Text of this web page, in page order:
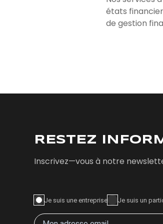
états
de gestion
RESTEZ
Inscrivez—vous à notre
Je suis une entreprise Je suis un